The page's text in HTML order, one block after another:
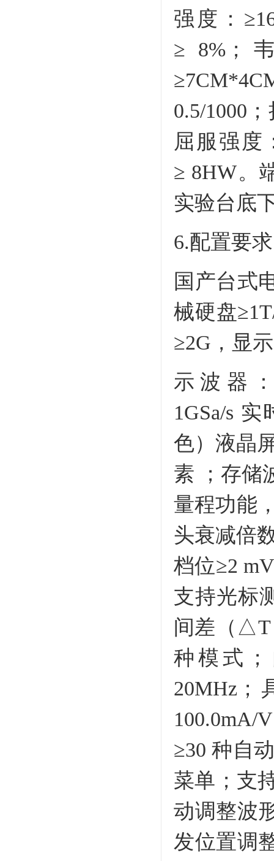
强度：
≥ 8%；
0.5/1000
屈服强度
≥ 8HW。
实验台底
6.配置要
国产台式
械硬盘
≥2G，显
示波器
1GSa/s
色）液晶
素 ；存储
量程功能
头衰减倍
档位≥2
支持光标
间差（△T
种模式
20MHz
100.0mA/
≥30 种自
菜单；支
动调整波
发位置调